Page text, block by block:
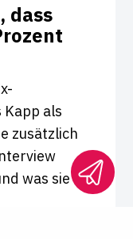
dass
als
zusätzlich
was sie